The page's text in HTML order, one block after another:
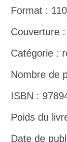
Format :
Couverture
Catégorie :
Nombre de
ISBN :
Poids du
Date de